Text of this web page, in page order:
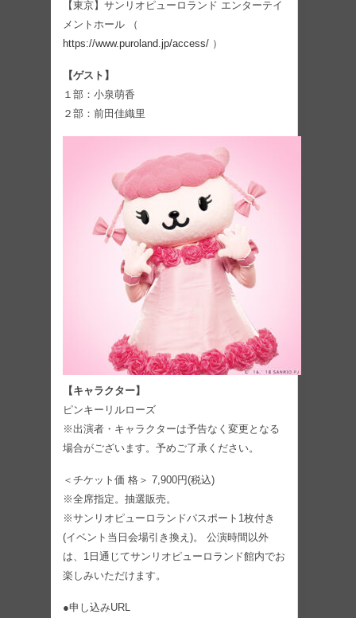
【東京】サンリオピューロランド エンターテイ
メントホール （
https://www.puroland.jp/access/ ）
【ゲスト】
１部：小泉萌香
２部：前田佳織里
【キャラクター】
ピンキーリルローズ
※出演者・キャラクターは予告なく変更となる
場合がございます。予めご了承ください。
＜チケット価 格＞ 7,900円(税込)
※全席指定。抽選販売。
※サンリオピューロランドパスポート1枚付き
(イベント当日会場引き換え)。 公演時間以外
は、1日通じてサンリオピューロランド館内でお
楽しみいただけます。
●申し込みURL